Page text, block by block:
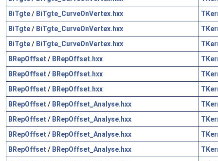
BiTgte/ BiTgte_CurveOnVertex.hxx
BiTgte/ BiTgte_CurveOnVertex.hxx
BiTgte/ BiTgte_CurveOnVertex.hxx
BRepOffset / BRepOffset.hxx
BRepOffset / BRepOffset.hxx
BRepOffset / BRepOffset.hxx
BRepOffset / BRepOffset_Analyse.hxx
BRepOffset / BRepOffset_Analyse.hxx
BRepOffset / BRepOffset_Analyse.hxx
BRepOffset / BRepOffset_Analyse.hxx